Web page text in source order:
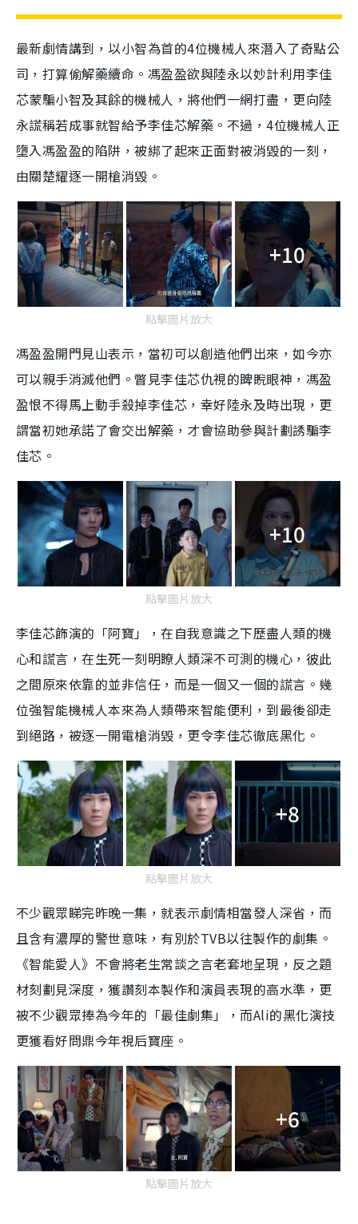
最新劇情講到，以小智為首的4位機械人來潛入了奇點公
司，打算偷解藥續命。馮盈盈欲與陸永以妙計利用李佳
芯蒙騙小智及其餘的機械人，將他們一網打盡，更向陸
永謊稱若成事就智給予李佳芯解藥。不過，4位機械人正
墮入馮盈盈的陷阱，被綁了起來正面對被消毀的一刻，
由關楚耀逐一開槍消毀。
+10
點擊圖片放大
馮盈盈開門見山表示，當初可以創造他們出來，如今亦
可以親手消滅他們。瞥見李佳芯仇視的睥睨眼神，馮盈
盈恨不得馬上動手殺掉李佳芯，幸好陸永及時出現，更
謂當初她承諾了會交出解藥，才會協助參與計劃誘騙李
佳芯。
+10
點擊圖片放大
李佳芯飾演的「阿寶」，在自我意識之下歷盡人類的機
心和謊言，在生死一刻明瞭人類深不可測的機心，彼此
之間原來依靠的並非信任，而是一個又一個的謊言。幾
位強智能機械人本來為人類帶來智能便利，到最後卻走
到絕路，被逐一開電槍消毀，更令李佳芯徹底黑化。
+8
點擊圖片放大
不少觀眾睇完昨晚一集，就表示劇情相當發人深省，而
且含有濃厚的警世意味，有別於TVB以往製作的劇集。
《智能愛人》不會將老生常談之言老套地呈現，反之題
材刻劃見深度，獲讚刻本製作和演員表現的高水準，更
被不少觀眾捧為今年的「最佳劇集」，而Ali的黑化演技
更獲看好問鼎今年視后寶座。
+6
點擊圖片放大